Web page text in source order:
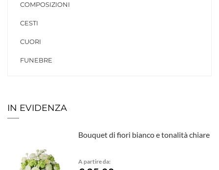
COMPOSIZIONI
CESTI
CUORI
FUNEBRE
IN EVIDENZA
Bouquet di fiori bianco e tonalità chiare
A partire da: